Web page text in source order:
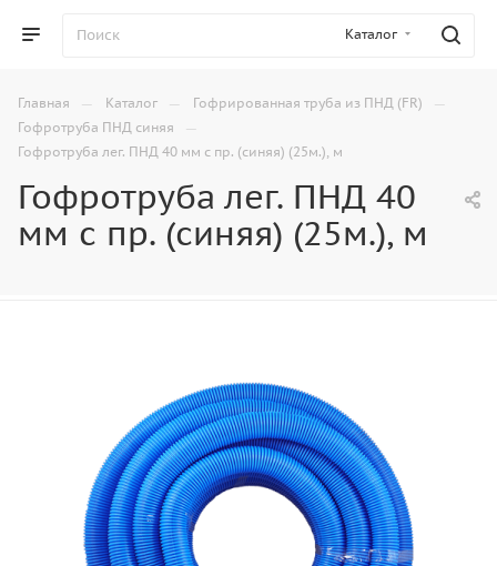
Каталог
Главная — Каталог — Гофрированная труба из ПНД (FR) —
Гофротруба ПНД синяя —
Гофротруба лег. ПНД 40 мм с пр. (синяя) (25м.), м
Гофротруба лег. ПНД 40
мм с пр. (синяя) (25м.), м